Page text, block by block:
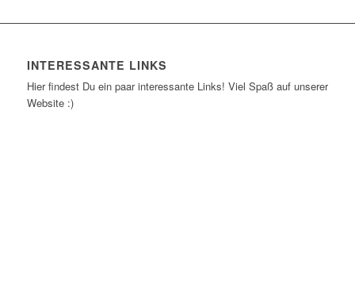
INTERESSANTE LINKS
Hier findest Du ein paar interessante Links! Viel Spaß auf unserer
Website :)